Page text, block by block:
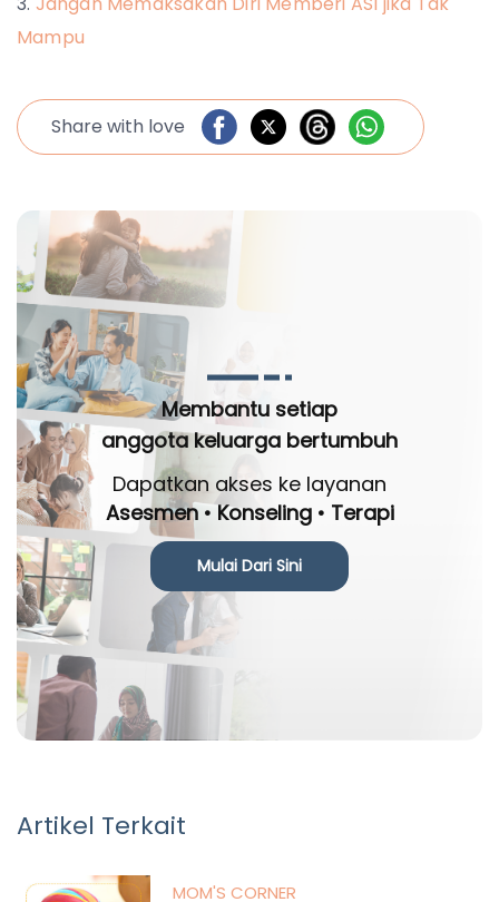
Mampu
Share with love
Membantu setiap
anggota keluarga bertumbuh
Dapatkan akses ke layanan
Asesmen • Konseling • Terapi
Mulai Dari Sini
Artikel Terkait
MOM'S CORNER